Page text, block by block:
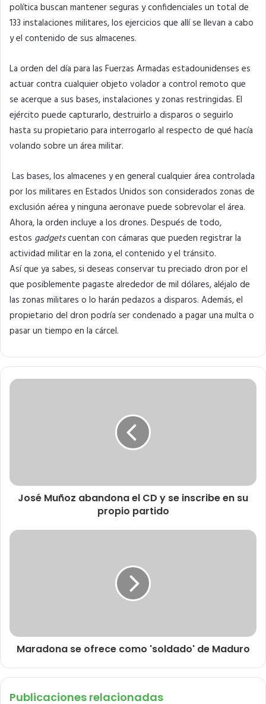
política buscan mantener seguras y confidenciales un total de
133 instalaciones militares, los ejercicios que allí se llevan a cabo
y el contenido de sus almacenes.
La orden del día para las Fuerzas Armadas estadounidenses es
actuar contra cualquier objeto volador a control remoto que
se acerque a sus bases, instalaciones y zonas restringidas. El
ejército puede capturarlo, destruirlo a disparos o seguirlo
hasta su propietario para interrogarlo al respecto de qué hacía
volando sobre un área militar.
Las bases, los almacenes y en general cualquier área controlada
por los militares en Estados Unidos son considerados zonas de
exclusión aérea y ninguna aeronave puede sobrevolar el área.
Ahora, la orden incluye a los drones. Después de todo,
estos gadgetscuentan con cámaras que pueden registrar la
actividad militar en la zona, el contenido y el tránsito.
Así que ya sabes, si deseas conservar tu preciado dron por el
que posiblemente pagaste alrededor de mil dólares, aléjalo de
las zonas militares o lo harán pedazos a disparos. Además, el
propietario del dron podría ser condenado a pagar una multa o
pasar un tiempo en la cárcel.
José Muñoz abandona el CD y se inscribe en su
propio partido
Maradona se ofrece como 'soldado' de Maduro
Publicaciones relacionadas